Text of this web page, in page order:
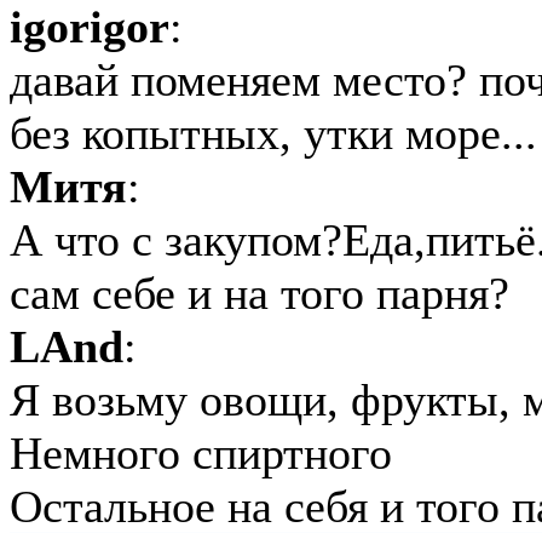
igorigor:
давай поменяем место?
без копытных, утки море...
Митя:
А что с
сам себе и на того парня?
LAnd:
Я возьму овощи, фрукты,
Немного спиртного
Остальное на себя и того